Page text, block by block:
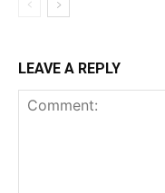
LEAVE A REPLY